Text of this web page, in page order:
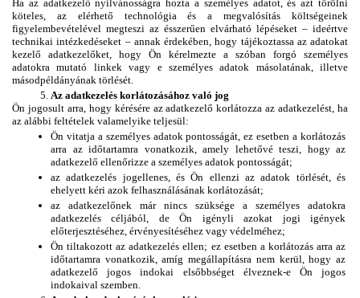
Ha az adatkezelő nyilvánosságra hozta a személyes adatot, és azt törölni
köteles, az elérhető technológia és a megvalósítás költségeinek
figyelembevételével megteszi az ésszerűen elvárható lépéseket – ideértve
technikai intézkedéseket – annak érdekében, hogy tájékoztassa az adatokat
kezelő adatkezelőket, hogy Ön kérelmezte a szóban forgó személyes
adatokra mutató linkek vagy e személyes adatok másolatának, illetve
másodpéldányának törlését.
Az adatkezelés korlátozásához való jog
Ön jogosult arra, hogy kérésére az adatkezelő korlátozza az adatkezelést, ha
az alábbi feltételek valamelyike teljesül:
Ön vitatja a személyes adatok pontosságát, ez esetben a korlátozás
arra az időtartamra vonatkozik, amely lehetővé teszi, hogy az
adatkezelő ellenőrizze a személyes adatok pontosságát;
az adatkezelés jogellenes, és Ön ellenzi az adatok törlését, és
ehelyett kéri azok felhasználásának korlátozását;
az adatkezelőnek már nincs szüksége a személyes adatokra
adatkezelés céljából, de Ön igényli azokat jogi igények
előterjesztéséhez, érvényesítéséhez vagy védelméhez;
Ön tiltakozott az adatkezelés ellen; ez esetben a korlátozás arra az
időtartamra vonatkozik, amíg megállapításra nem kerül, hogy az
adatkezelő jogos indokai elsőbbséget élveznek-e Ön jogos
indokaival szemben.